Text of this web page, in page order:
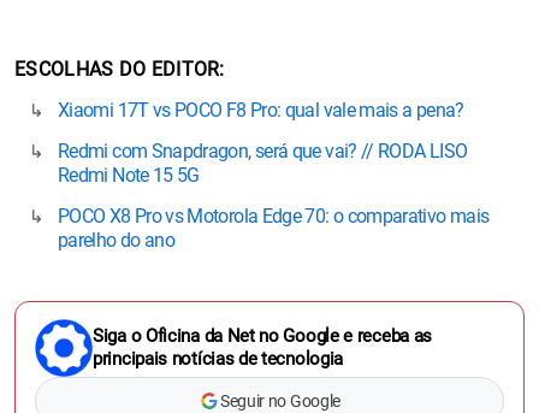
ESCOLHAS DO EDITOR
Xiaomi 17T vs POCO F8 Pro: qual vale mais a pena?
Redmi com Snapdragon, será que vai? // RODA LISO
Redmi Note 15 5G
POCO X8 Pro vs Motorola Edge 70: o comparativo mais
parelho do ano
Siga o Oficina da Net no Google e receba as
principais notícias de tecnologia
Seguir no Google